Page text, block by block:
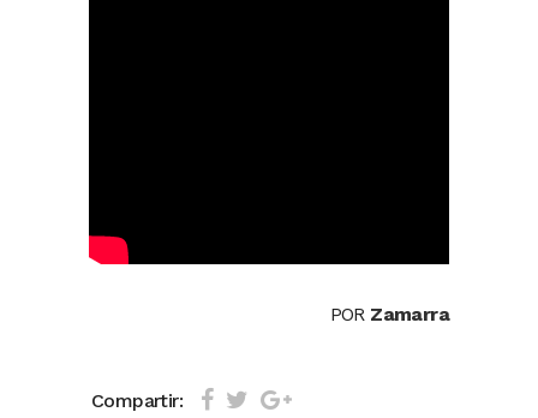
POR Zamarra
Compartir: